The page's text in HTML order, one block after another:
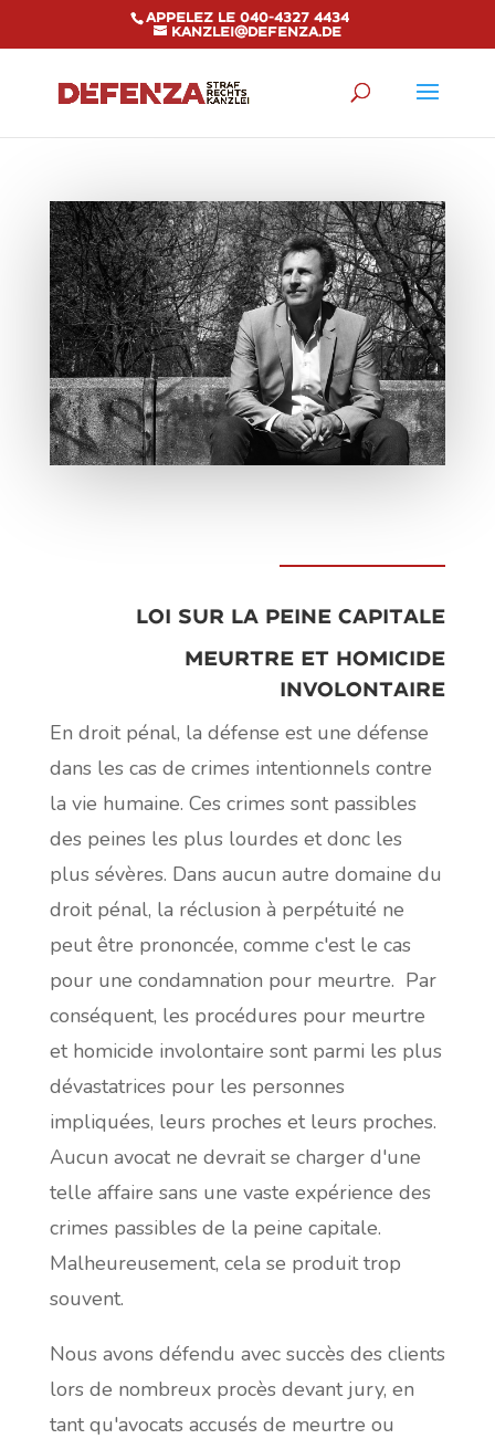
Appelez le 040-4327 4434
kanzlei@defenza.de
Loi sur la peine capitale
Meurtre et homicide
involontaire
En droit pénal, la défense est une défense
dans les cas de crimes intentionnels contre
la vie humaine. Ces crimes sont passibles
des peines les plus lourdes et donc les
plus sévères. Dans aucun autre domaine du
droit pénal, la réclusion à perpétuité ne
peut être prononcée, comme c'est le cas
pour une condamnation pour meurtre. Par
conséquent, les procédures pour meurtre
et homicide involontaire sont parmi les plus
dévastatrices pour les personnes
impliquées, leurs proches et leurs proches.
Aucun avocat ne devrait se charger d'une
telle affaire sans une vaste expérience des
crimes passibles de la peine capitale.
Malheureusement, cela se produit trop
souvent.
Nous avons défendu avec succès des clients
lors de nombreux procès devant jury, en
tant qu'avocats accusés de meurtre ou